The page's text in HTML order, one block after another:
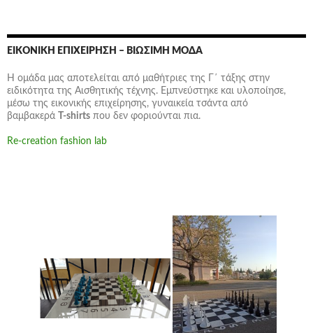
ΕΙΚΟΝΙΚΉ ΕΠΙΧΕΊΡΗΣΗ – ΒΙΏΣΙΜΗ ΜΌΔΑ
Η ομάδα μας αποτελείται από μαθήτριες της Γ΄ τάξης στην
ειδικότητα της Αισθητικής τέχνης. Εμπνεύστηκε και υλοποίησε,
μέσω της εικονικής επιχείρησης, γυναικεία τσάντα από
βαμβακερά
T-shirts που δεν φοριούνται πια.
Re-creation fashion lab